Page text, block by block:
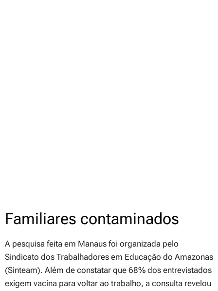
Familiares contaminados
A pesquisa feita em Manaus foi organizada pelo
Sindicato dos Trabalhadores em Educação do Amazonas
(Sinteam). Além de constatar que 68% dos entrevistados
exigem vacina para voltar ao trabalho, a consulta revelou